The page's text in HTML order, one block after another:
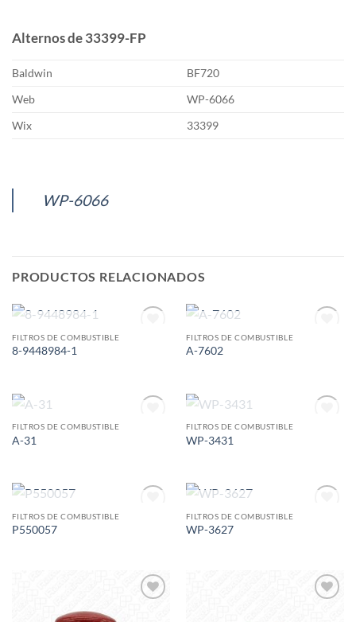
Alternos de 33399-FP
Baldwin
BF720
Web
WP-6066
Wix
33399
WP-6066
PRODUCTOS RELACIONADOS
AGOTADO
FILTROS DE COMBUSTIBLE
8-9448984-1
AGOTADO
FILTROS DE COMBUSTIBLE
A-7602
AGOTADO
FILTROS DE COMBUSTIBLE
A-31
AGOTADO
FILTROS DE COMBUSTIBLE
WP-3431
AGOTADO
FILTROS DE COMBUSTIBLE
P550057
AGOTADO
FILTROS DE COMBUSTIBLE
WP-3627